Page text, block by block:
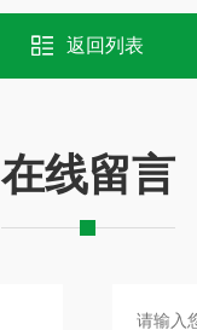
返回列表
在线留言